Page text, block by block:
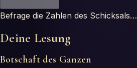
Befrage die Zahlen des Schicksals…
Deine Lesung
Botschaft des Ganzen